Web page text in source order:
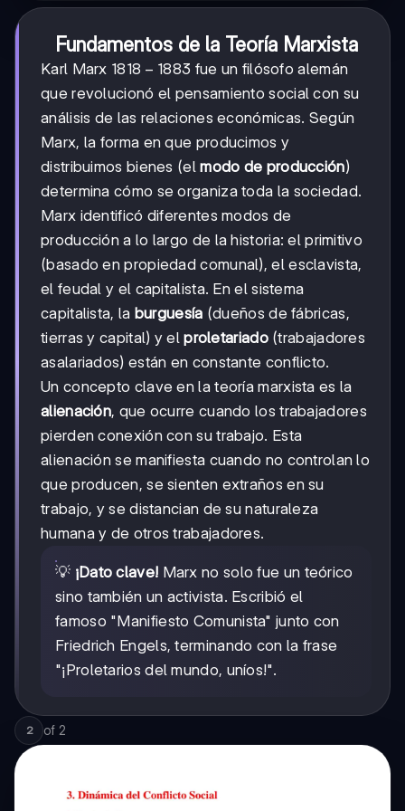
Fundamentos de la Teoría Marxista
Karl Marx 1818-
1883
1818 − 1883 fue un filósofo alemán
que revolucionó el pensamiento social con su
análisis de las relaciones económicas. Según
Marx, la forma en que producimos y
distribuimos bienes (elmodo de producción)
determina cómo se organiza toda la sociedad.
Marx identificó diferentes modos de
producción a lo largo de la historia: el primitivo
(basado en propiedad comunal), el esclavista,
el feudal y el capitalista. En el sistema
capitalista, la burguesía (dueños de fábricas,
tierras y capital) y elproletariado(trabajadores
asalariados) están en constante conflicto.
Un concepto clave en la teoría marxista es la
alienación, que ocurre cuando los trabajadores
pierden conexión con su trabajo. Esta
alienación se manifiesta cuando no controlan lo
que producen, se sienten extraños en su
trabajo, y se distancian de su naturaleza
humana y de otros trabajadores.
💡 ¡Dato clave! Marx no solo fue un teórico
sino también un activista. Escribió el
famoso "Manifiesto Comunista" junto con
Friedrich Engels, terminando con la frase
"¡Proletarios del mundo, uníos!".
2 of 2